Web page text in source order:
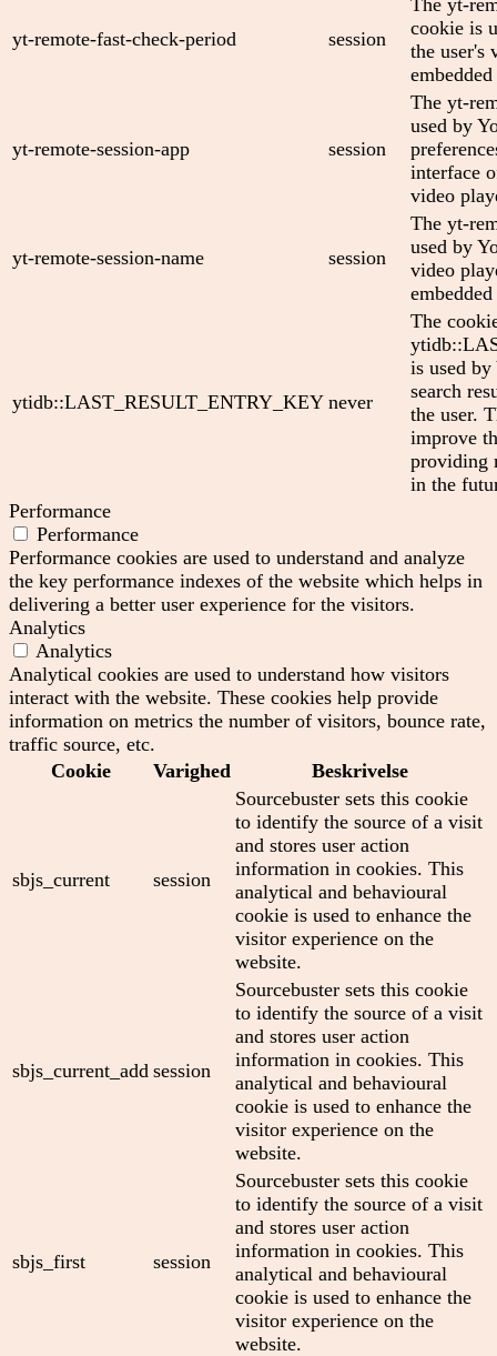
yt-remote-fast-check-period session
cookie is
the user's
yt-remote-session-app session
The yt-
used by
interface
video
yt-remote-session-name session
The yt-
used by
video
ytidb::LAST_RESULT_ENTRY_KEY never
The
is used by
search
the user.
improve
providing
in the
Performance
Performance
Performance cookies are used to understand and analyze
the key performance indexes of the website which helps in
delivering a better user experience for the visitors.
Analytics
Analytics
Analytical cookies are used to understand how visitors
interact with the website. These cookies help provide
information on metrics the number of visitors, bounce rate,
traffic source, etc.
Cookie
Varighed Beskrivelse
sbjs_current session
Sourcebuster sets this cookie
to identify the source of a visit
and stores user action
information in cookies. This
analytical and behavioural
cookie is used to enhance the
visitor experience on the
website.
sbjs_current_add session
Sourcebuster sets this cookie
to identify the source of a visit
and stores user action
information in cookies. This
analytical and behavioural
cookie is used to enhance the
visitor experience on the
website.
sbjs_first session
Sourcebuster sets this cookie
to identify the source of a visit
and stores user action
information in cookies. This
analytical and behavioural
cookie is used to enhance the
visitor experience on the
website.